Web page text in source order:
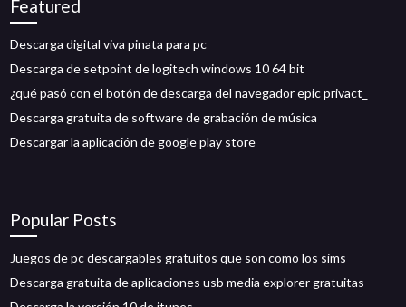
Featured
Descarga digital viva pinata para pc
Descarga de setpoint de logitech windows 10 64 bit
¿qué pasó con el botón de descarga del navegador epic privact_
Descarga gratuita de software de grabación de música
Descargar la aplicación de google play store
Popular Posts
Juegos de pc descargables gratuitos que son como los sims
Descarga gratuita de aplicaciones usb media explorer gratuitas